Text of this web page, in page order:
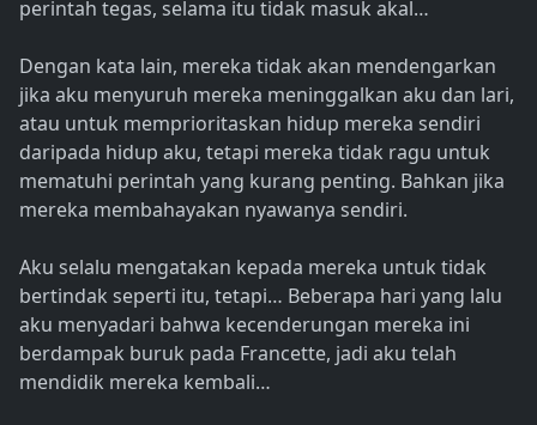
perintah tegas, selama itu tidak masuk akal…
Dengan kata lain, mereka tidak akan mendengarkan
jika aku menyuruh mereka meninggalkan aku dan lari,
atau untuk memprioritaskan hidup mereka sendiri
daripada hidup aku, tetapi mereka tidak ragu untuk
mematuhi perintah yang kurang penting. Bahkan jika
mereka membahayakan nyawanya sendiri.
Aku selalu mengatakan kepada mereka untuk tidak
bertindak seperti itu, tetapi… Beberapa hari yang lalu
aku menyadari bahwa kecenderungan mereka ini
berdampak buruk pada Francette, jadi aku telah
mendidik mereka kembali…